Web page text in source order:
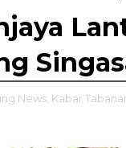
News, Kabar